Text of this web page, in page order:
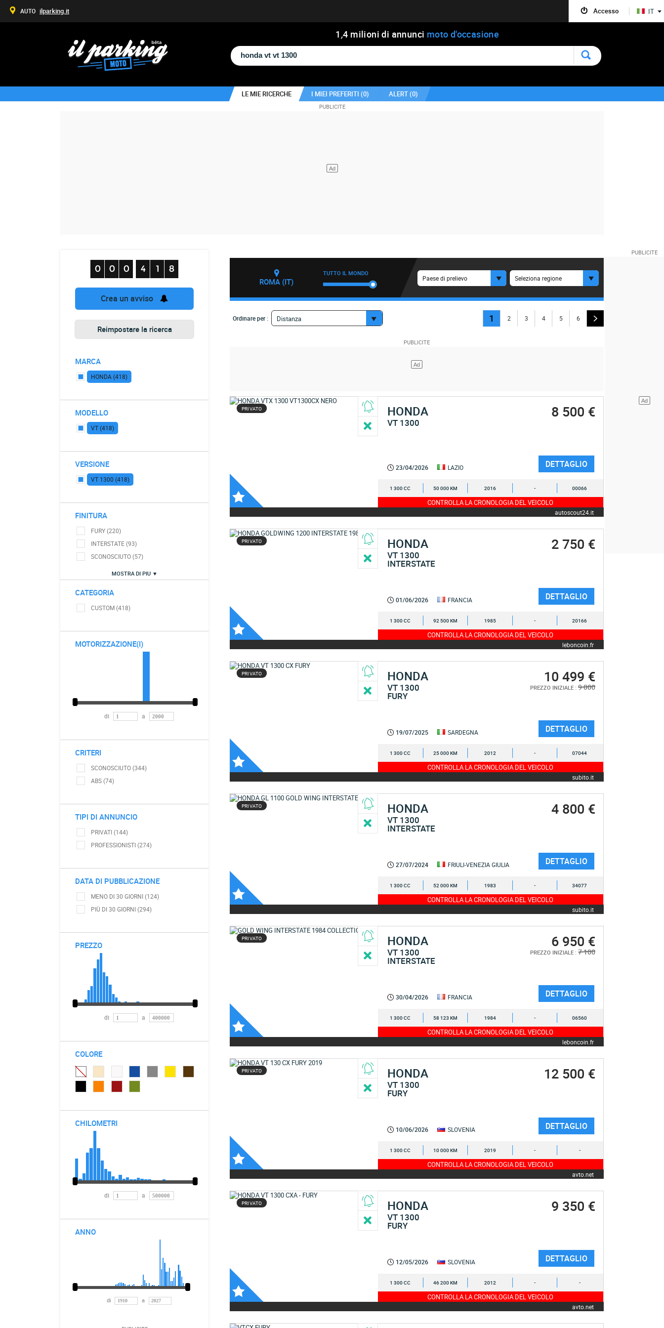
1 ,4 milioni di annunci moto d'occasione
LE MIE RICERCHE I MIEI PREFERITI (0) ALERT (0)
Crea un avviso
Reimpostare la ricerca
MARCA
HONDA (418)
MODELLO
VT (418)
VERSIONE
VT 1300 (418)
FINITURA
FURY (220)
INTERSTATE (93)
SCONOSCIUTO (57)
MOSTRA DI PIU ▼
CATEGORIA
CUSTOM (418)
MOTORIZZAZIONE(I)
di a
CRITERI
SCONOSCIUTO (344)
ABS (74)
TIPI DI ANNUNCIO
PRIVATI (144)
PROFESSIONISTI (274)
DATA DI PUBBLICAZIONE
MENO DI 30 GIORNI (124)
PIÙ DI 30 GIORNI (294)
PREZZO
di a
COLORE
CHILOMETRI
di a
ANNO
ROMA (IT)
TUTTO IL MONDO
Paese di prelievo Seleziona regione
Ordinare per : Distanza 1 2 3 4 5 6
PRIVATO HONDA
VT 1300
8 500 €
23/04/2026 LAZIO DETTAGLIO
1 300 CC 50 000 KM 2016 - 00066
CONTROLLA LA CRONOLOGIA DEL VEICOLO
autoscout24.it
PRIVATO HONDA
VT 1300
INTERSTATE
2 750 €
01/06/2026 FRANCIA DETTAGLIO
1 300 CC 92 500 KM 1985 - 20166
CONTROLLA LA CRONOLOGIA DEL VEICOLO
leboncoin.fr
PRIVATO HONDA
VT 1300
FURY
10 499 €
PREZZO INIZIALE : 9 000
19/07/2025 SARDEGNA DETTAGLIO
1 300 CC 25 000 KM 2012 - 07044
CONTROLLA LA CRONOLOGIA DEL VEICOLO
subito.it
PRIVATO HONDA
VT 1300
INTERSTATE
4 800 €
27/07/2024 FRIULI-VENEZIA GIULIA DETTAGLIO
1 300 CC 52 000 KM 1983 - 34077
CONTROLLA LA CRONOLOGIA DEL VEICOLO
subito.it
PRIVATO HONDA
VT 1300
INTERSTATE
6 950 €
PREZZO INIZIALE : 7 100
30/04/2026 FRANCIA DETTAGLIO
1 300 CC 58 123 KM 1984 - 06560
CONTROLLA LA CRONOLOGIA DEL VEICOLO
leboncoin.fr
PRIVATO HONDA
VT 1300
FURY
12 500 €
10/06/2026 SLOVENIA DETTAGLIO
1 300 CC 10 000 KM 2019 - -
CONTROLLA LA CRONOLOGIA DEL VEICOLO
avto.net
PRIVATO HONDA
VT 1300
FURY
9 350 €
12/05/2026 SLOVENIA DETTAGLIO
1 300 CC 46 200 KM 2012 - -
CONTROLLA LA CRONOLOGIA DEL VEICOLO
avto.net
Accesso
AUTO ilparking.it IT